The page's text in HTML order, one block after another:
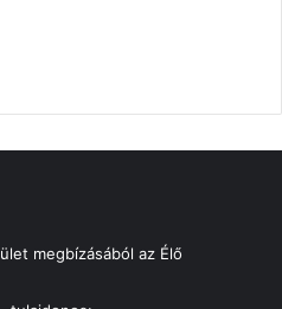
megbízásából az Élő